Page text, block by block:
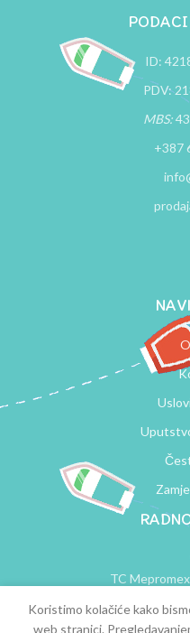
ID:
PDV:
MBS:
+387
TC
Ponedeljak -
Koristimo kolačiće kako
web stranici.